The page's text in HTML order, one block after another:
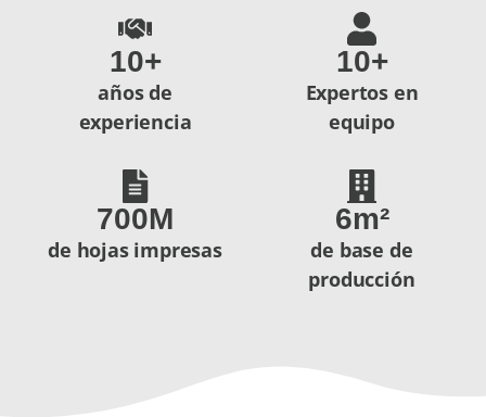
años de
experiencia
10+
Expertos en
equipo
10+
de hojas impresas
700M
de base de
producción
6m²